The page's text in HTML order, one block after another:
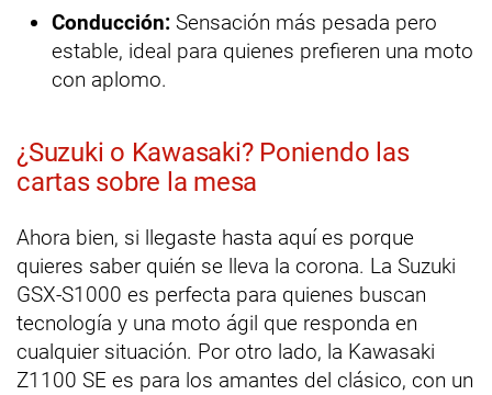
Conducción: Sensación más pesada pero
estable, ideal para quienes prefieren una moto
con aplomo.
¿Suzuki o Kawasaki? Poniendo las
cartas sobre la mesa
Ahora bien, si llegaste hasta aquí es porque
quieres saber quién se lleva la corona. La Suzuki
GSX-S1000 es perfecta para quienes buscan
tecnología y una moto ágil que responda en
cualquier situación. Por otro lado, la Kawasaki
Z1100 SE es para los amantes del clásico, con un